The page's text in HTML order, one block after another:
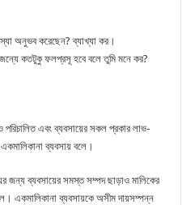
অনুভব করেছেন? ব্যাখ্যা কর।
জন্যে কতটুকু ফলপ্রসূ হবে বলে তুমি মনে কর?
পরিচালিত এবং ব্যবসায়ের সকল প্রকার লাভ-
ব্যবসায় বলে।
জন্য ব্যবসায়ের সমস্ত সম্পদ ছাড়াও মালিকের
একমালিকানা ব্যবসায়কে অসীম দায়সম্পন্ন